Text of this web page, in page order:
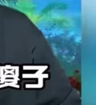
分地区可达40℃～45℃